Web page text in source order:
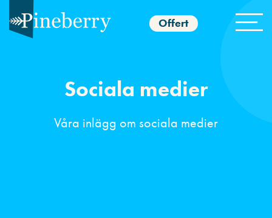
Offert
Sociala medier
Våra inlägg om sociala medier